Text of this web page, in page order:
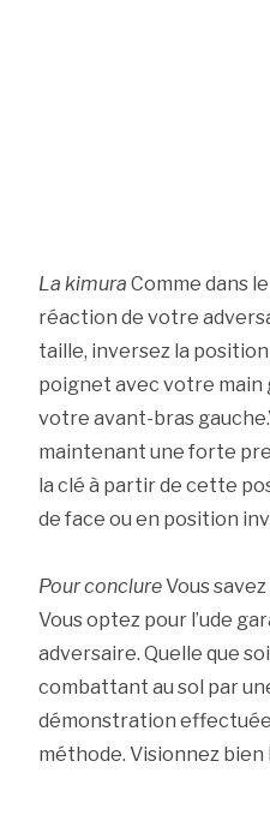
La kimura Comme dans
réaction de votre
taille, inversez la
poignet avec votre main
votre avant-bras
maintenant une forte
la clé à partir de cette
de face ou en position
Pour conclureVous
Vous optez pour l’ude
adversaire. Quelle que
combattant au sol par
démonstration
méthode. Visionnez bien